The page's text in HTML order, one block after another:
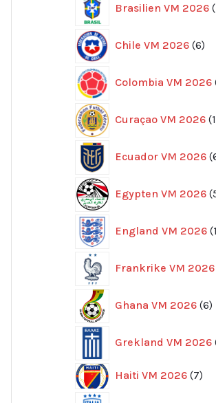
Brasilien VM 2026
Chile VM 2026 6
Colombia VM 2026
Curaçao VM 2026
Ecuador VM 2026
Egypten VM 2026
England VM 2026
Frankrike VM 2026
Ghana VM 2026 6
Grekland VM 2026
Haiti VM 2026 77